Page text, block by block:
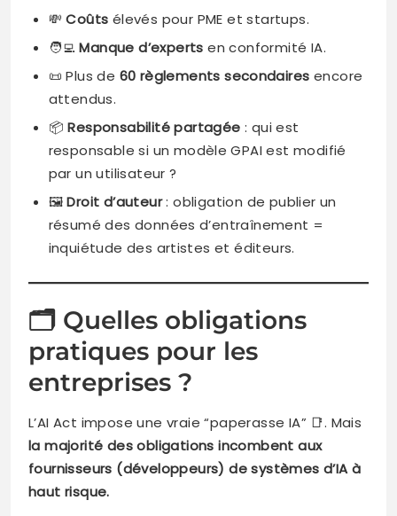
💸Coûts élevés pour PME et startups.
🧑‍💻Manque d’experts en conformité IA.
📜 Plus de 60 règlements secondaires encore
attendus.
📦Responsabilité partagée : qui est
responsable si un modèle GPAI est modifié
par un utilisateur ?
🖼️Droit d’auteur: obligation de publier un
résumé des données d’entraînement =
inquiétude des artistes et éditeurs.
🗂️ Quelles obligations
pratiques pour les
entreprises ?
L’AI Act impose une vraie “paperasse IA” 📑. Mais
la majorité des obligations incombent aux
fournisseurs (développeurs) de systèmes d’IA à
haut risque.